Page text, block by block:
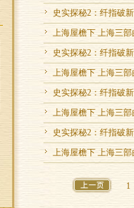
史实探秘2：纤指破
上海屋檐下 上海三
史实探秘2：纤指破
上海屋檐下 上海三
史实探秘2：纤指破
上海屋檐下 上海三
史实探秘2：纤指破
上海屋檐下 上海三
1